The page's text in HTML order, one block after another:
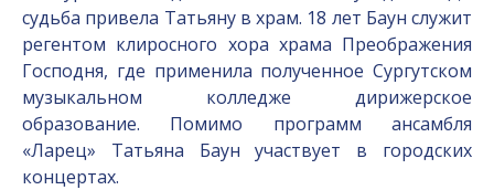
судьба привела Татьяну в храм. 18 лет Баун служит
регентом клиросного хора храма Преображения
Господня, где применила полученное Сургутском
музыкальном колледже дирижерское
образование. Помимо программ ансамбля
«Ларец» Татьяна Баун участвует в городских
концертах.